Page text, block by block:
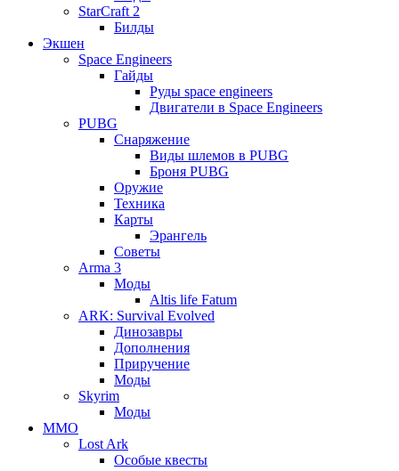
StarCraft 2
Билды
Экшен
Space Engineers
Гайды
Руды space engineers
Двигатели в Space Engineers
PUBG
Снаряжение
Виды шлемов в PUBG
Броня PUBG
Оружие
Техника
Карты
Эрангель
Советы
Arma 3
Моды
Altis life Fatum
ARK: Survival Evolved
Динозавры
Дополнения
Приручение
Моды
Skyrim
Моды
ММО
Lost Ark
Особые квесты